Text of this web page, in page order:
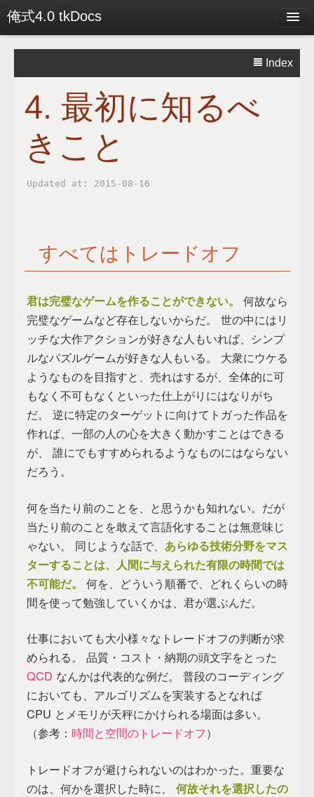
俺式4.0 tkDocs
Works
Blog
Docs
About
Index
4. 最初に知るべ
きこと
Updated at: 2015-08-16
すべてはトレードオフ
君は完璧なゲームを作ることができない。
何故なら
完璧なゲームなど存在しないからだ。 世の中にはリ
ッチな大作アクションが好きな人もいれば、シンプ
ルなパズルゲームが好きな人もいる。 大衆にウケる
ようなものを目指すと、売れはするが、全体的に可
もなく不可もなくといった仕上がりにはなりがち
だ。 逆に特定のターゲットに向けてトガった作品を
作れば、一部の人の心を大きく動かすことはできる
が、 誰にでもすすめられるようなものにはならない
だろう。
何を当たり前のことを、と思うかも知れない。だが
当たり前のことを敢えて言語化することは無意味じ
ゃない。 同じような話で、 あらゆる技術分野をマス
ターすることは、人間に与えられた有限の時間では
不可能だ。
何を、どういう順番で、どれくらいの時
間を使って勉強していくかは、君が選ぶんだ。
仕事においても大小様々なトレードオフの判断が求
められる。 品質・コスト・納期の頭文字をとった
QCD なんかは代表的な例だ。 普段のコーディング
においても、アルゴリズムを実装するとなれば
CPU とメモリが天秤にかけられる場面は多い。
（参考： 時間と空間のトレードオフ）
トレードオフが避けられないのはわかった。重要な
のは、何かを選択した時に、何故それを選択したの